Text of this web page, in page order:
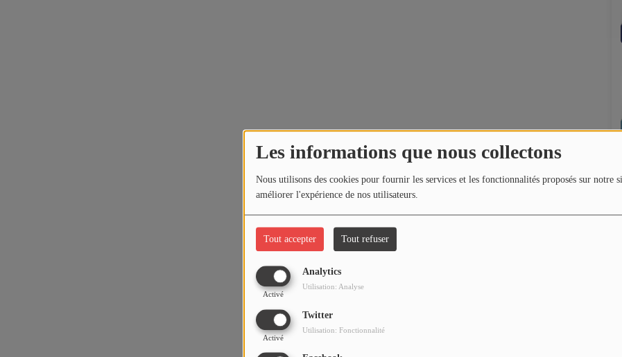
Les informations que nous collectons
Nous utilisons des cookies pour fournir les services et les fonctionnalités proposés sur notre
améliorer l'expérience de nos utilisateurs.
Tout accepter Tout refuser
Analytics
Activé
Utilisation: Analyse
Twitter
Activé
Utilisation: Fonctionnalité